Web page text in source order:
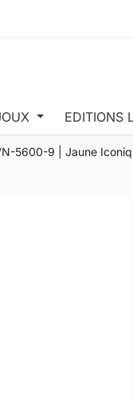
EDITIONS
5600-9 | Jaune